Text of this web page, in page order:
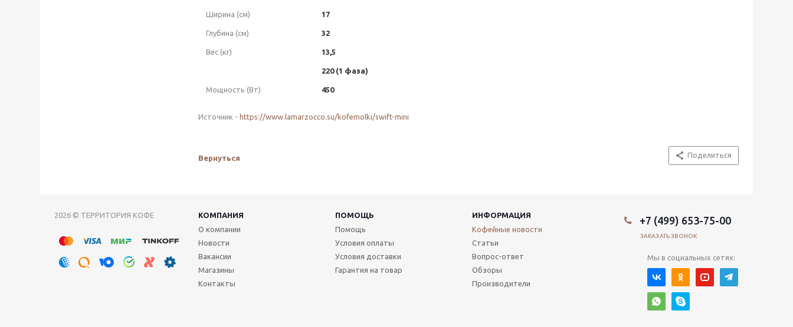
Ширина (см) 17
Глубина (см) 32
Вес (кг) 13,5
220 (1 фаза)
Мощность (Вт) 450
Источник - https://www.lamarzocco.su/kofemolki/swift-mini
Вернуться Поделиться
2026 © ТЕРРИТОРИЯ КОФЕ КОМПАНИЯ ПОМОЩЬ
ИНФОРМАЦИЯ
О компании
Новости
Вакансии
Магазины
Контакты
Помощь
Условия оплаты
Условия доставки
Гарантия на товар
Кофейные новости
Статьи
Вопрос-ответ
Обзоры
Производители
+7 (499) 653-75-00
ЗАКАЗАТЬ ЗВОНОК
Мы в социальных сетях: